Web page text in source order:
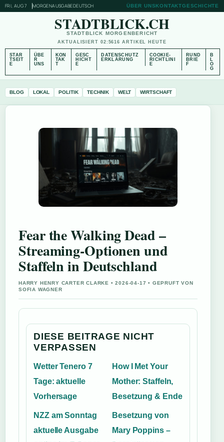
FRI, AUG 7 MORGENAUSGABEDEUTSCH ÜBER UNSKONTAKTGESCHICHTE
STADTBLICK.CH
STADTBLICK MORGENBERICHT
AKTUALISIERT 02:5616 ARTIKEL HEUTE
STAR
TSEIT
E
ÜBE
R
UNS
KON
TAK
T
GESC
HICHT
E
DATENSCHUTZ
ERKLÄRUNG
COOKIE-
RICHTLINI
E
RUND
BRIE
F
B
L
O
G
BLOG LOKAL POLITIK TECHNIK WELT WIRTSCHAFT
Fear the Walking Dead –
Streaming-Optionen und
Staffeln in Deutschland
HARRY HENRY CARTER CLARKE • 2026-04-17 • GEPRUFT VON
SOFIA WAGNER
DIESE BEITRAGE NICHT
VERPASSEN
Wetter Tenero 7
Tage: aktuelle
Vorhersage
How I Met Your
Mother: Staffeln,
Besetzung & Ende
NZZ am Sonntag
aktuelle Ausgabe
Besetzung von
Mary Poppins –